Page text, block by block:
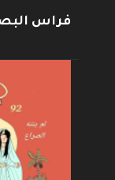
فراس